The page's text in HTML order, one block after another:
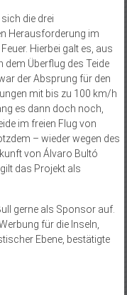
die drei
Herausforderung im
Hierbei galt es, aus
dem Überflug des Teide
der Absprung für den
mit bis zu 100 km/h
es dann doch noch,
im freien Flug von
– wieder wegen des
von Álvaro Bultó
das Projekt als
gerne als Sponsor auf.
für die Inseln,
Ebene, bestätigte